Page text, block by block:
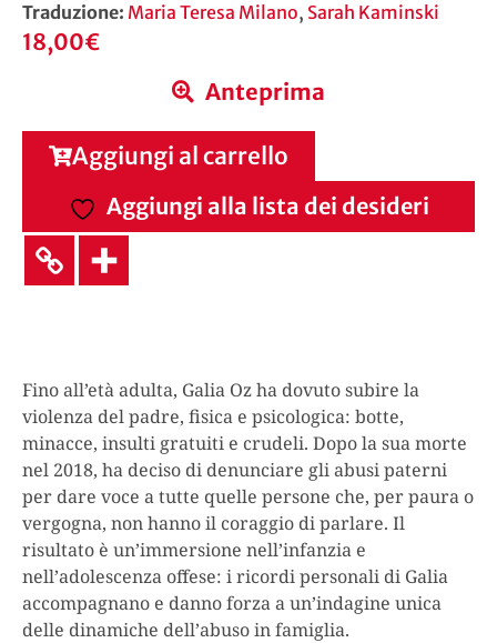
Traduzione: Maria Teresa Milano, Sarah Kaminski
18,00€
Anteprima
Aggiungi al carrello
Aggiungi alla lista dei desideri
Fino all’età adulta, Galia Oz ha dovuto subire la
violenza del padre, fisica e psicologica: botte,
minacce, insulti gratuiti e crudeli. Dopo la sua morte
nel 2018, ha deciso di denunciare gli abusi paterni
per dare voce a tutte quelle persone che, per paura o
vergogna, non hanno il coraggio di parlare. Il
risultato è un’immersione nell’infanzia e
nell’adolescenza offese: i ricordi personali di Galia
accompagnano e danno forza a un’indagine unica
delle dinamiche dell’abuso in famiglia.